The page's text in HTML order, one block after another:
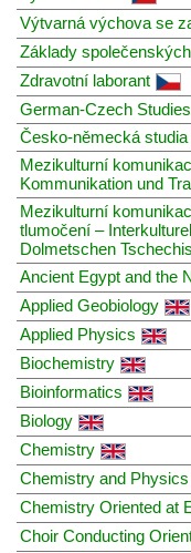
Výtvarná výchova se
Základy
Zdravotní laborant
German-Czech Studies
Česko-německá studia
Mezikulturní
Kommunikation und
Mezikulturní
tlumočení –
Dolmetschen
Ancient Egypt and the
Applied Geobiology
Applied Physics
Biochemistry
Bioinformatics
Biology
Chemistry
Chemistry and
Chemistry Oriented at
Choir Conducting